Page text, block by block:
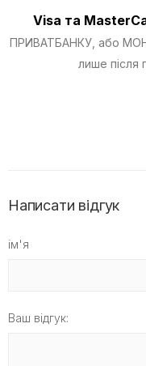
Visa та
ПРИВАТБАНКУ, або
лише після
Написати відгук
ім'я
Ваш відгук: